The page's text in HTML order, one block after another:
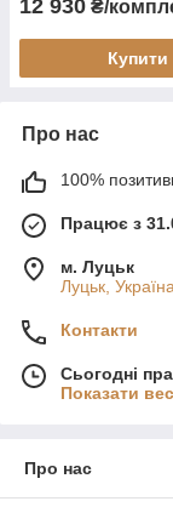
12 930 ₴/
Купити
Про нас
100%
Працює з
м. Луцьк
Луцьк, Україна
Контакти
Сьогодні
Показати
Про нас